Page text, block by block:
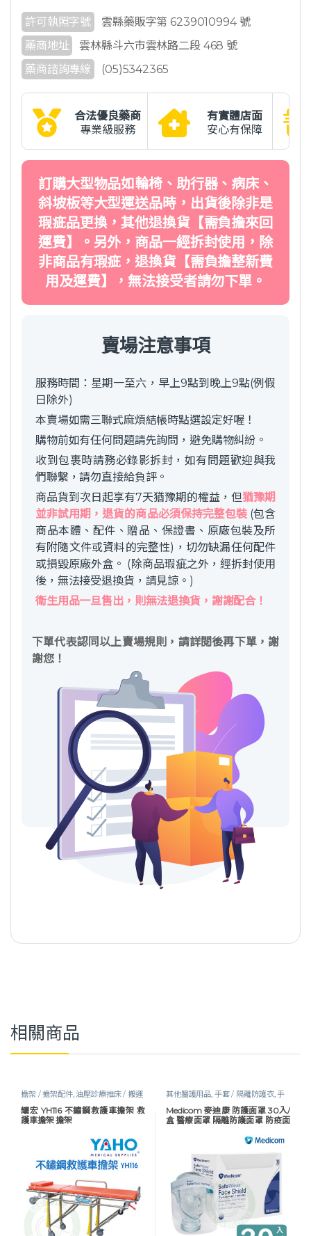
許可執照字號
雲縣藥販字第 6239010994 號
藥商地址
雲林縣斗六市雲林路二段 468 號
藥商諮詢專線
(05)5342365
合法優良藥商
專業級服務
有實體店面
安心有保障
訂購大型物品如輪椅、助行器、病床、
斜坡板等大型運送品時，出貨後除非是
瑕疵品更換，其他退換貨【需負擔來回
運費】。另外，商品一經拆封使用，除
非商品有瑕疵，退換貨【需負擔整新費
用及運費】，無法接受者請勿下單。
賣場注意事項
服務時間：星期一至六，早上9點到晚上9點(例假
日除外)
本賣場如需三聯式麻煩結帳時點選設定好喔！
購物前如有任何問題請先詢問，避免購物糾紛。
收到包裹時請務必錄影拆封，如有問題歡迎與我
們聯繫，請勿直接給負評。
商品貨到次日起享有7天猶豫期的權益，但猶豫期
並非試用期，退貨的商品必須保持完整包裝(包含
商品本體、配件、贈品、保證書、原廠包裝及所
有附隨文件或資料的完整性)，切勿缺漏任何配件
或損毀原廠外盒。 (除商品瑕疵之外，經拆封使用
後，無法接受退換貨，請見諒。)
衛生用品一旦售出，則無法退換貨，謝謝配合！
下單代表認同以上賣場規則，請詳閱後再下單，謝
謝您！
相關商品
擔架 / 擔架配件,油壓診療推床 / 搬運
推床, 移位輔具,行動輔具,醫護器材
耀宏 YH116 不鏽鋼救護車擔架 救
護車擔架 擔架
其他醫護用品, 手套 / 隔離防護衣,手
套及防護衣 ,醫護器材,防疫物資, 防護
衣 / 面罩
Medicom 麥迪康 防護面罩 30入/
盒 醫療面罩 隔離防護面罩 防疫面